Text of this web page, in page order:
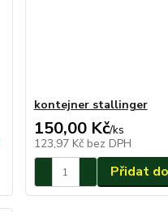
kontejner stallinger
150,00 Kč/ks
123,97 Kč bez DPH
Přidat